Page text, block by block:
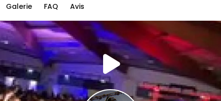
Galerie FAQ Avis